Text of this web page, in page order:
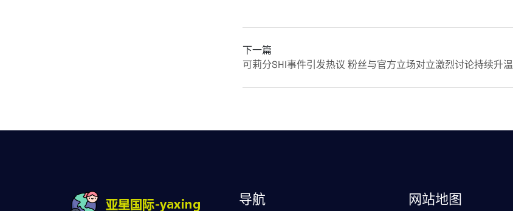
下一篇
可莉分SHI事件引发热议 粉丝与官方立场对立激烈讨论持续升温
导航 网站地图